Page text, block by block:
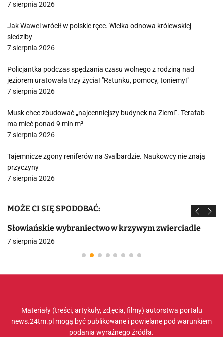
7 sierpnia 2026
Jak Wawel wrócił w polskie ręce. Wielka odnowa królewskiej
siedziby
7 sierpnia 2026
Policjantka podczas spędzania czasu wolnego z rodziną nad
jeziorem uratowała trzy życia! "Ratunku, pomocy, toniemy!"
7 sierpnia 2026
Musk chce zbudować „najcenniejszy budynek na Ziemi”. Terafab
ma mieć ponad 9 mln m²
7 sierpnia 2026
Tajemnicze zgony reniferów na Svalbardzie. Naukowcy nie znają
przyczyny
7 sierpnia 2026
MOŻE CI SIĘ SPODOBAĆ:
Słowiańskie wybraniectwo w krzywym zwierciadle
7 sierpnia 2026
Materiały (treści, artykuły, zdjęcia, filmy) autorstwa portalu
news.24tm.pl mogą być publikowane i powielane pod warunkiem
podania wyraźnego źródła.